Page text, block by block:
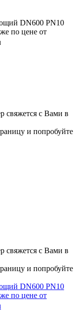
свяжется с Вами в
и попробуйте
свяжется с Вами в
и попробуйте